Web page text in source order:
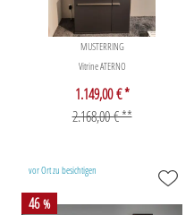
MUSTERRING
Vitrine ATERNO
1.149,00 € *
2.168,00 € **
vor Ort zu besichtigen
46%